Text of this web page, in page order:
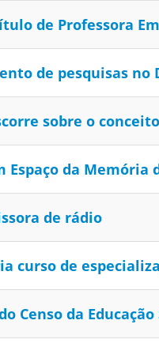
de Professora
de pesquisas no
sobre o
da Memória
de rádio
curso de
Censo da